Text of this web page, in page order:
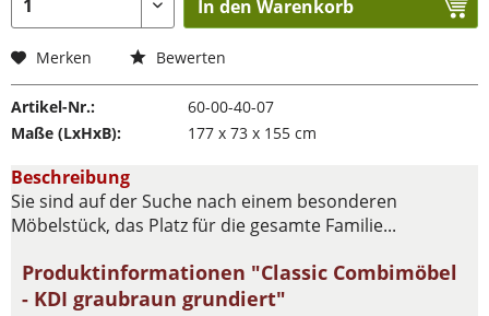
In den Warenkorb
Merken Bewerten
Artikel-Nr.:
60-00-40-07
Maße (LxHxB):
177 x 73 x 155 cm
Beschreibung
Sie sind auf der Suche nach einem besonderen
Möbelstück, das Platz für die gesamte Familie...
Produktinformationen "Classic Combimöbel
- KDI graubraun grundiert"